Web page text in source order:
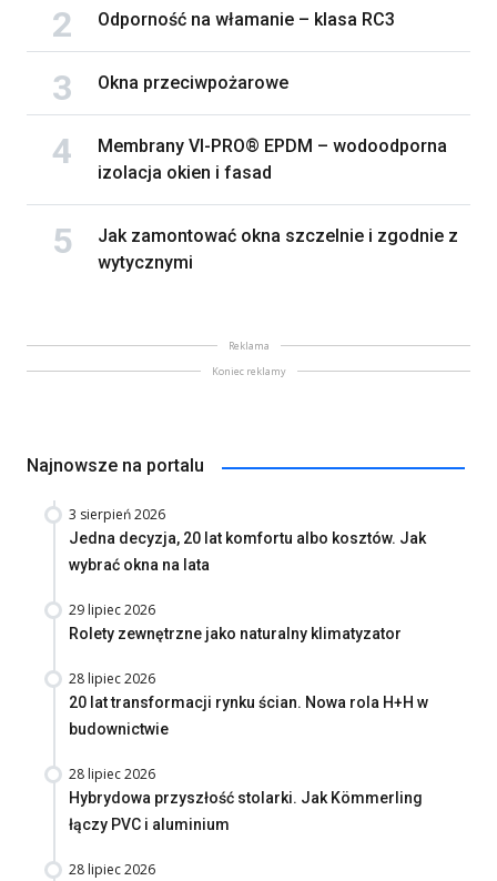
Odporność na włamanie – klasa RC3
Okna przeciwpożarowe
Membrany VI-PRO® EPDM – wodoodporna
izolacja okien i fasad
Jak zamontować okna szczelnie i zgodnie z
wytycznymi
Reklama
Koniec reklamy
Najnowsze na portalu
3 sierpień 2026
Jedna decyzja, 20 lat komfortu albo kosztów. Jak
wybrać okna na lata
29 lipiec 2026
Rolety zewnętrzne jako naturalny klimatyzator
28 lipiec 2026
20 lat transformacji rynku ścian. Nowa rola H+H w
budownictwie
28 lipiec 2026
Hybrydowa przyszłość stolarki. Jak Kömmerling
łączy PVC i aluminium
28 lipiec 2026